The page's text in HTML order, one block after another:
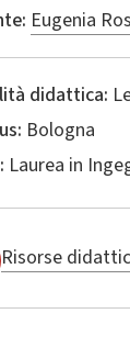
Eugenia
didattica:
Bologna
Laurea in
Risorse